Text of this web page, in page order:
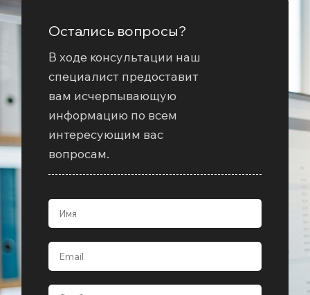
Остались вопросы?
В ходе консультации наш
специалист предоставит
вам исчерпывающую
информацию по всем
интересующим вас
вопросам.